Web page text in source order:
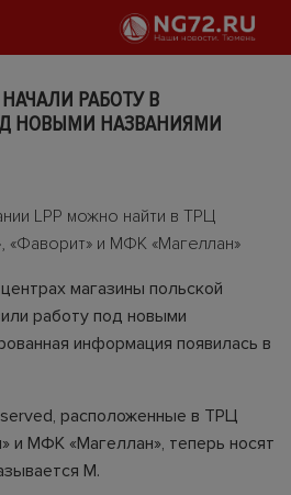
РАБОТУ В
НОВЫМИ НАЗВАНИЯМИ
LPP можно найти в ТРЦ
«Фаворит» и МФК «Магеллан»
магазины польской
работу под новыми
информация появилась в
расположенные в ТРЦ
и МФК «Магеллан», теперь носят
M.